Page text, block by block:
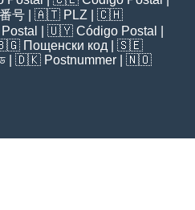
号 | 🇦🇹 PLZ | 🇨🇭
| 🇺🇾 Código Postal
Пощенски код | 🇸🇪
| 🇩🇰 Postnummer | 🇳🇴